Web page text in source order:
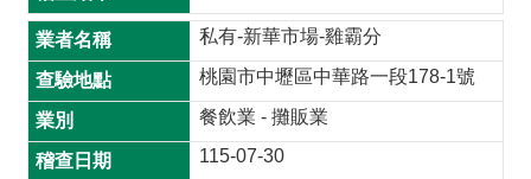
查
驗
結
果
專
私有-新華市場-雞霸分
桃園市中壢區中華路一段178-1號
餐飲業 - 攤販業
115-07-30